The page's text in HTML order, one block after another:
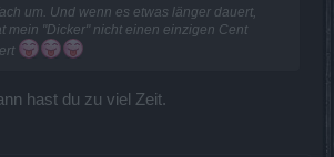
um. Und wenn es etwas länger dauert,
mein "Dicker" nicht einen einzigen Cent
hast du zu viel Zeit.